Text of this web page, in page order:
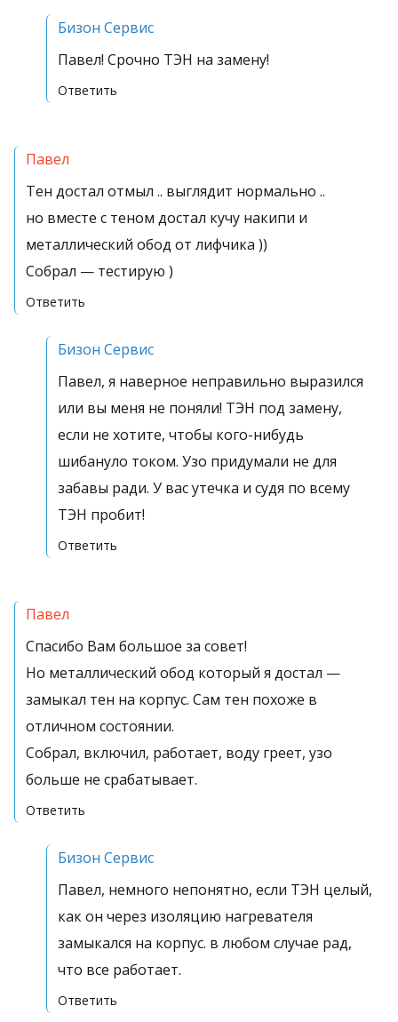
Бизон Сервис
Павел! Срочно ТЭН на замену!
Ответить
Павел
Тен достал отмыл .. выглядит нормально ..
но вместе с теном достал кучу накипи и
металлический обод от лифчика ))
Собрал — тестирую )
Ответить
Бизон Сервис
Павел, я наверное неправильно выразился
или вы меня не поняли! ТЭН под замену,
если не хотите, чтобы кого-нибудь
шибануло током. Узо придумали не для
забавы ради. У вас утечка и судя по всему
ТЭН пробит!
Ответить
Павел
Спасибо Вам большое за совет!
Но металлический обод который я достал —
замыкал тен на корпус. Сам тен похоже в
отличном состоянии.
Собрал, включил, работает, воду греет, узо
больше не срабатывает.
Ответить
Бизон Сервис
Павел, немного непонятно, если ТЭН целый,
как он через изоляцию нагревателя
замыкался на корпус. в любом случае рад,
что все работает.
Ответить